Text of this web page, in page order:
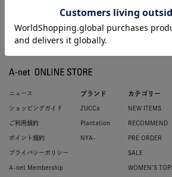
ニュース
ショッピングガイド
ご利用規約
ポイント規約
プライバシーポリシー
A-net Membership
ブランド
ZUCCa
Plantation
NYA-
カテゴリー
NEW ITEMS
RECOMMEND
PRE ORDER
SALE
WOMEN'S